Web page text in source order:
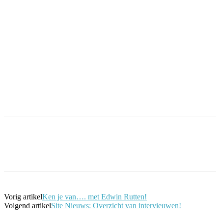
Vorig artikelKen je van…. met Edwin Rutten!
Volgend artikelSite Nieuws: Overzicht van intervieuwen!